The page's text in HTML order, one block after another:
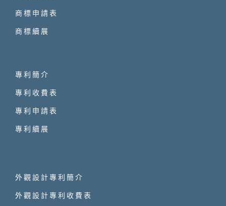
商標申請表
商標續展
專利簡介
專利收費表
專利申請表
專利續展
外觀設計專利簡介
外觀設計專利收費表